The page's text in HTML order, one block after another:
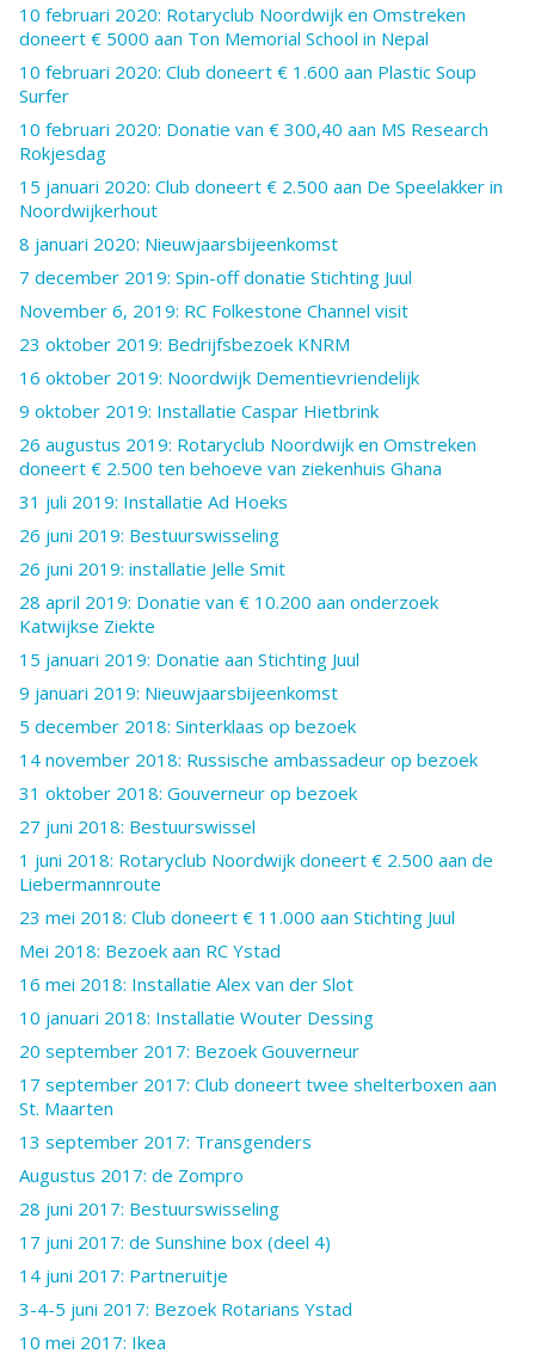
10 februari 2020: Rotaryclub Noordwijk en Omstreken
doneert € 5000 aan Ton Memorial School in Nepal
10 februari 2020: Club doneert € 1.600 aan Plastic Soup
Surfer
10 februari 2020: Donatie van € 300,40 aan MS Research
Rokjesdag
15 januari 2020: Club doneert € 2.500 aan De Speelakker in
Noordwijkerhout
8 januari 2020: Nieuwjaarsbijeenkomst
7 december 2019: Spin-off donatie Stichting Juul
November 6, 2019: RC Folkestone Channel visit
23 oktober 2019: Bedrijfsbezoek KNRM
16 oktober 2019: Noordwijk Dementievriendelijk
9 oktober 2019: Installatie Caspar Hietbrink
26 augustus 2019: Rotaryclub Noordwijk en Omstreken
doneert € 2.500 ten behoeve van ziekenhuis Ghana
31 juli 2019: Installatie Ad Hoeks
26 juni 2019: Bestuurswisseling
26 juni 2019: installatie Jelle Smit
28 april 2019: Donatie van € 10.200 aan onderzoek
Katwijkse Ziekte
15 januari 2019: Donatie aan Stichting Juul
9 januari 2019: Nieuwjaarsbijeenkomst
5 december 2018: Sinterklaas op bezoek
14 november 2018: Russische ambassadeur op bezoek
31 oktober 2018: Gouverneur op bezoek
27 juni 2018: Bestuurswissel
1 juni 2018: Rotaryclub Noordwijk doneert € 2.500 aan de
Liebermannroute
23 mei 2018: Club doneert € 11.000 aan Stichting Juul
Mei 2018: Bezoek aan RC Ystad
16 mei 2018: Installatie Alex van der Slot
10 januari 2018: Installatie Wouter Dessing
20 september 2017: Bezoek Gouverneur
17 september 2017: Club doneert twee shelterboxen aan
St. Maarten
13 september 2017: Transgenders
Augustus 2017: de Zompro
28 juni 2017: Bestuurswisseling
17 juni 2017: de Sunshine box (deel 4)
14 juni 2017: Partneruitje
3-4-5 juni 2017: Bezoek Rotarians Ystad
10 mei 2017: Ikea